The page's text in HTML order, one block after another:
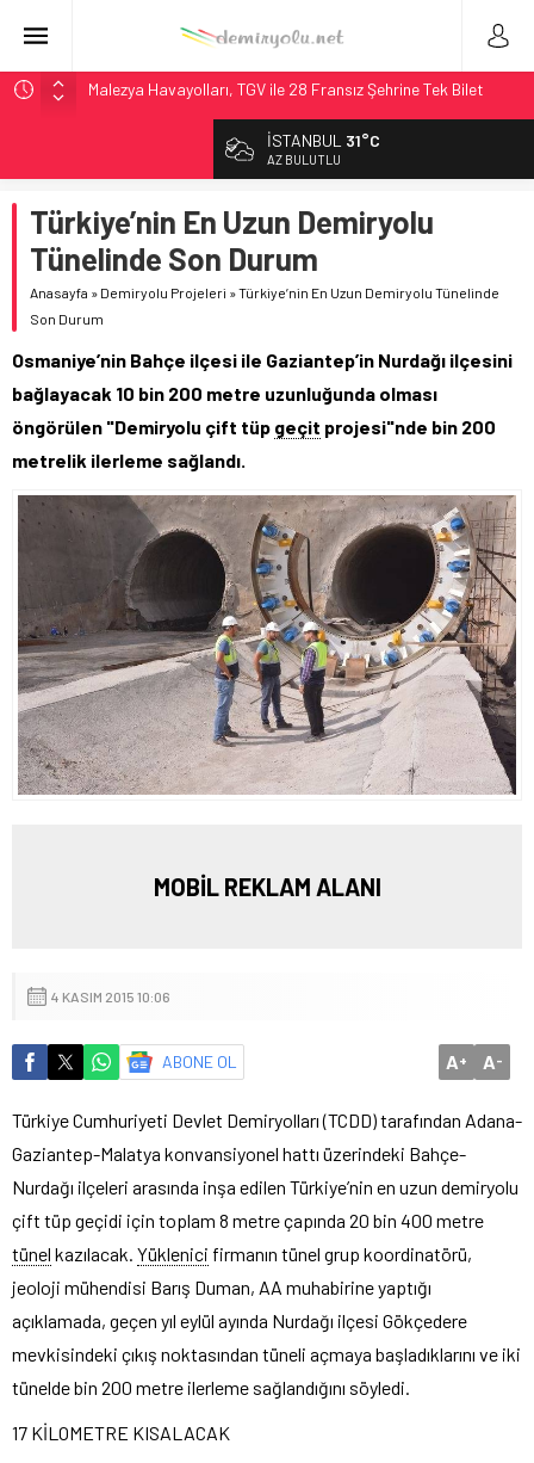
Malezya Havayolları, TGV ile 28 Fransız Şehrine Tek Bilet
ÖBB ve RFI’dan Brenner’da 15 Günlük Bakım: Tren Seferleri
NS, Temmuz 2026’dan İtibaren Koltukta Bagaja Kalıcı
Yasak, Ceza Yok
Madrid Atocha’da 56 Milyon Euro’luk Yenileme: Sol Tüneli
%33 Kapasite Artışı
İngiltere Demiryolunda Tarihi Entegrasyon: GBR Anglia
Resmen Başladı
İSTANBUL 31°C
AZ BULUTLU
Türkiye’nin En Uzun Demiryolu
Tünelinde Son Durum
Anasayfa » Demiryolu Projeleri »Türkiye’nin En Uzun Demiryolu Tünelinde
Son Durum
Osmaniye’nin Bahçe ilçesi ile Gaziantep’in Nurdağı ilçesini
bağlayacak 10 bin 200 metre uzunluğunda olması
öngörülen "Demiryolu çift tüp geçit projesi"nde bin 200
metrelik ilerleme sağlandı.
MOBİL REKLAM ALANI
4 KASIM 2015 10:06
ABONE OL A+ A-
Türkiye Cumhuriyeti Devlet Demiryolları (TCDD) tarafından Adana-
Gaziantep-Malatya konvansiyonel hattı üzerindeki Bahçe-
Nurdağı ilçeleri arasında inşa edilen Türkiye’nin en uzun demiryolu
çift tüp geçidi için toplam 8 metre çapında 20 bin 400 metre
tünel kazılacak. Yüklenici firmanın tünel grup koordinatörü,
jeoloji mühendisi Barış Duman, AA muhabirine yaptığı
açıklamada, geçen yıl eylül ayında Nurdağı ilçesi Gökçedere
mevkisindeki çıkış noktasından tüneli açmaya başladıklarını ve iki
tünelde bin 200 metre ilerleme sağlandığını söyledi.
17 KİLOMETRE KISALACAK